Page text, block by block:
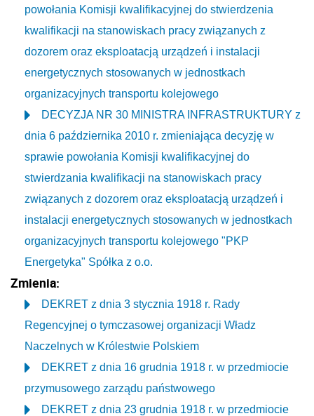
powołania Komisji kwalifikacyjnej do stwierdzenia
kwalifikacji na stanowiskach pracy związanych z
dozorem oraz eksploatacją urządzeń i instalacji
energetycznych stosowanych w jednostkach
organizacyjnych transportu kolejowego
DECYZJA NR 30 MINISTRA INFRASTRUKTURY z
dnia 6 października 2010 r. zmieniająca decyzję w
sprawie powołania Komisji kwalifikacyjnej do
stwierdzania kwalifikacji na stanowiskach pracy
związanych z dozorem oraz eksploatacją urządzeń i
instalacji energetycznych stosowanych w jednostkach
organizacyjnych transportu kolejowego "PKP
Energetyka" Spółka z o.o.
Zmienia:
DEKRET z dnia 3 stycznia 1918 r. Rady
Regencyjnej o tymczasowej organizacji Władz
Naczelnych w Królestwie Polskiem
DEKRET z dnia 16 grudnia 1918 r. w przedmiocie
przymusowego zarządu państwowego
DEKRET z dnia 23 grudnia 1918 r. w przedmiocie